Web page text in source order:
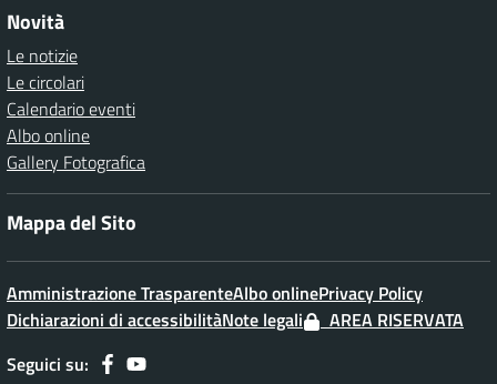
Novità
Le notizie
Le circolari
Calendario eventi
Albo online
Gallery Fotografica
Mappa del Sito
Amministrazione TrasparenteAlbo onlinePrivacy Policy
Dichiarazioni di accessibilitàNote legali
AREA RISERVATA
Seguici su: